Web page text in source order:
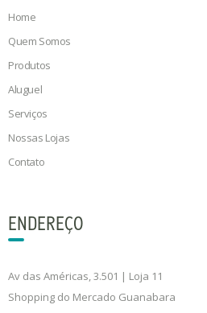
Home
Quem Somos
Produtos
Aluguel
Serviços
Nossas Lojas
Contato
ENDEREÇO
Av das Américas, 3.501 | Loja 11
Shopping do Mercado Guanabara